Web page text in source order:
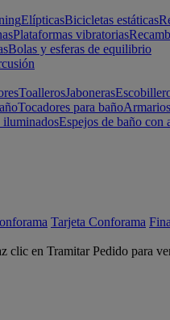
ElípticasBicicletas estáticas
Plataformas vibratorias
Bolas y esferas de equilibrio
ToallerosJaboneras
Tocadores para baño
iluminadosEspejos de baño con
Tarjeta Conforama
en Tramitar Pedido para